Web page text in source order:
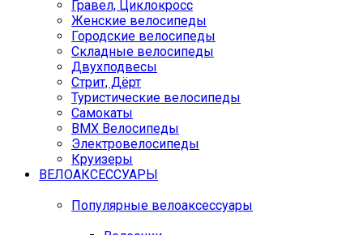
Гравел, Циклокросс
Женские велосипеды
Городcкие велосипеды
Складные велосипеды
Двухподвесы
Стрит, Дёрт
Туристические велосипеды
Самокаты
BMX Велосипеды
Электровелосипеды
Круизеры
ВЕЛОАКСЕССУАРЫ
Популярные велоаксессуары